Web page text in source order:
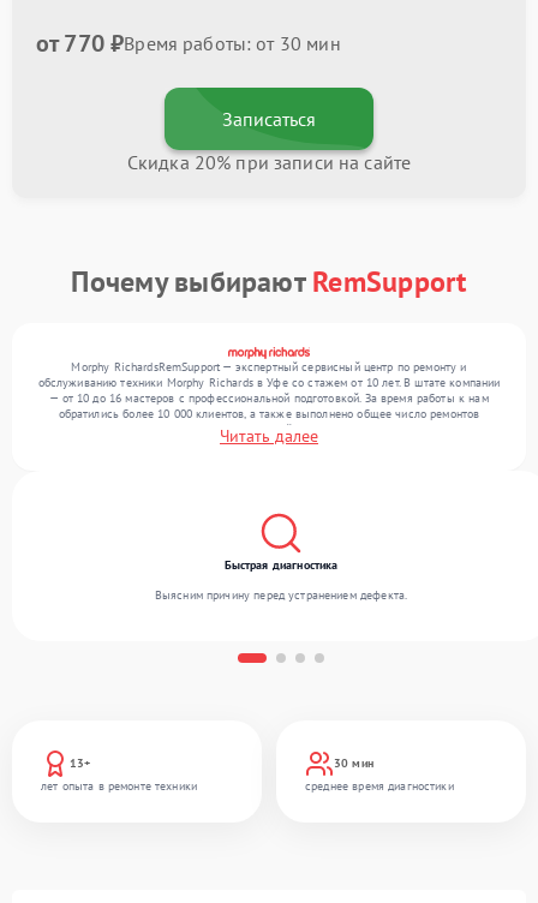
от 770 ₽Время работы: от 30 мин
Записаться
Скидка 20% при записи на сайте
Почему выбираютRemSupport
Morphy RichardsRemSupport — экспертный сервисный центр по ремонту и
обслуживанию техники Morphy Richards в Уфе со стажем от 10 лет. В штате компании
— от 10 до 16 мастеров с профессиональной подготовкой. За время работы к нам
обратились более 10 000 клиентов, а также выполнено общее число ремонтов
превысило 12 000. Ежемесячно в сервисный центр поступает свыше 300 единиц
техники, включая , , . Мы устраняем поломки любой сложности и гарантируем
Читать далее
13+
лет опыта в ремонте техники
30 мин
среднее время диагностики
Быстрая диагностика
Выясним причину перед устранением дефекта.